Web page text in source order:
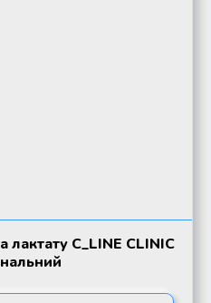
лактату C_LINE CLINIC